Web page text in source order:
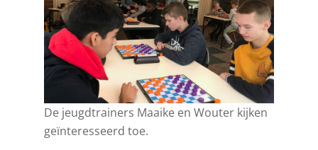
De jeugdtrainers Maaike en Wouter kijken
geïnteresseerd toe.